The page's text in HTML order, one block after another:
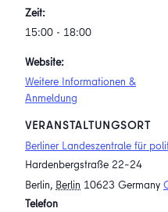
Zeit:
15:00 - 18:00
Website:
Weitere Informationen &
Anmeldung
VERANSTALTUNGSORT
Berliner Landeszentrale für
Hardenbergstraße 22–24
Berlin, Berlin 10623 Germany
Telefon